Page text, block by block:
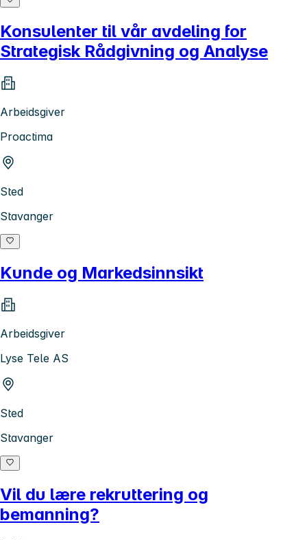
Konsulenter til vår avdeling for
Strategisk Rådgivning og Analyse
Arbeidsgiver
Proactima
Sted
Stavanger
Kunde og Markedsinnsikt
Arbeidsgiver
Lyse Tele AS
Sted
Stavanger
Vil du lære rekruttering og
bemanning?